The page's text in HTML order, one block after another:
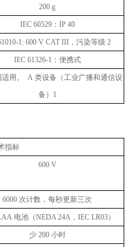
200 g
IEC 60529： IP 40
1: 600 V CAT III，污染等级 2
IEC 61326-1 ：便携式
用。 A 类设备（工业广播和通信设
备） 1
指标
600 V
6000 次计数，每秒更新三次
电池（NEDA 24A ，IEC LR03）
少200 小时